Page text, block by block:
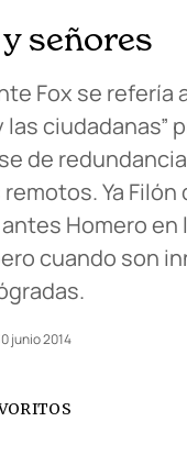
señores
Fox se refería
ciudadanas”
de
Ya Filón
Homero en
cuando son
junio 2014